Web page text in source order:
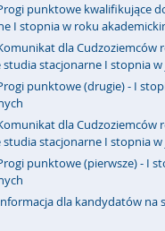
punktowe kwalifikujące
I stopnia w roku
dla Cudzoziemców
studia stacjonarne I stopnia
punktowe (drugie) - I
dla Cudzoziemców
studia stacjonarne I stopnia
punktowe (pierwsze) - I
dla kandydatów na